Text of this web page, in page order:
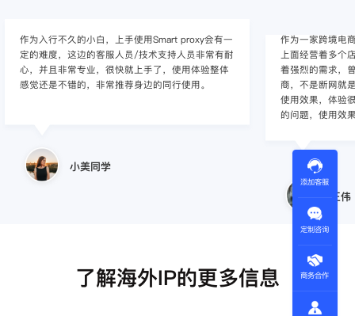
作为入行不久的小白，上手使用Smart proxy会有一
定的难度，这边的客服人员/技术支持人员非常有耐
心，并且非常专业，很快就上手了，使用体验整体
感觉还是不错的，非常推荐身边的同行使用。
小美同学
作为一家跨境电
上面经营着多个
着强烈的需求，
商，不是断网就
使用效果，体验
的问题，使用效
王伟
了解海外IP的更多信息
添加客服
定制咨询
商务合作